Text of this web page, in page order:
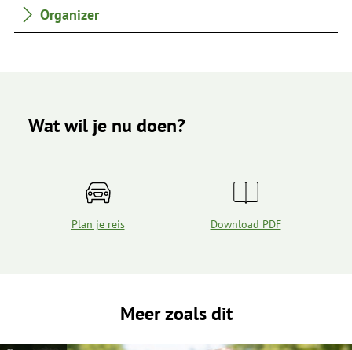
Organizer
Wat wil je nu doen?
Plan je reis Download PDF
Meer zoals dit